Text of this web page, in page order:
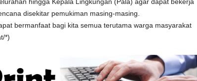
disekitar pemukiman masing-masing.
bermanfaat bagi kita semua terutama warga masyarakat
*)